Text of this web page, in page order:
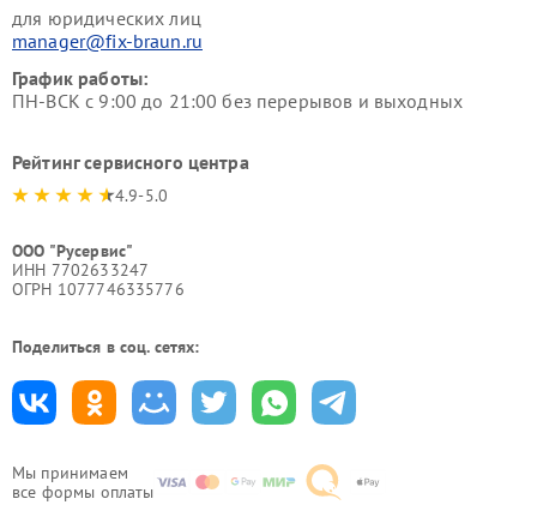
Мы принимаем
все формы оплаты
для юридических лиц
manager@fix-braun.ru
График работы:
ПН-ВСК с 9:00 до 21:00 без перерывов и выходных
Рейтинг сервисного центра
4.9-5.0
ООО "Русервис"
ИНН 7702633247
ОГРН 1077746335776
Поделиться в соц. сетях: